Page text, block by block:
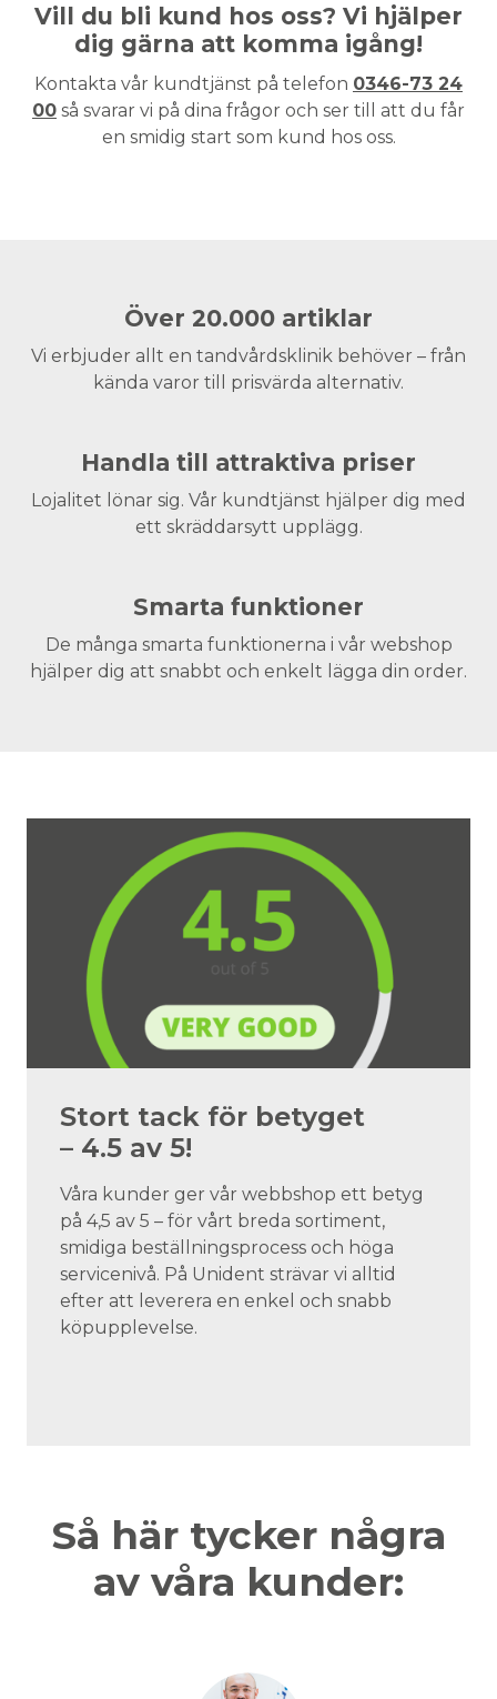
Vill du bli kund hos oss? Vi hjälper
dig gärna att komma igång!
Kontakta vår kundtjänst på telefon 0346-73 24
00 så svarar vi på dina frågor och ser till att du får
en smidig start som kund hos oss.
Över 20.000 artiklar
Vi erbjuder allt en tandvårdsklinik behöver – från
kända varor till prisvärda alternativ.
Handla till attraktiva priser
Lojalitet lönar sig. Vår kundtjänst hjälper dig med
ett skräddarsytt upplägg.
Smarta funktioner
De många smarta funktionerna i vår webshop
hjälper dig att snabbt och enkelt lägga din order.
Stort tack för betyget
– 4.5 av 5!
Våra kunder ger vår webbshop ett betyg
på 4,5 av 5 – för vårt breda sortiment,
smidiga beställningsprocess och höga
servicenivå. På Unident strävar vi alltid
efter att leverera en enkel och snabb
köpupplevelse.
Så här tycker några
av våra kunder: